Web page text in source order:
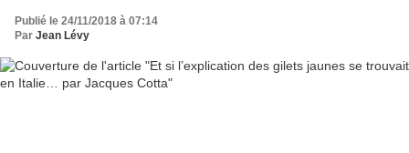
Publié le 24/11/2018 à 07:14
Par Jean Lévy